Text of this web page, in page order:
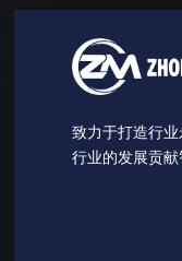
致力于打造行
行业的发展贡献